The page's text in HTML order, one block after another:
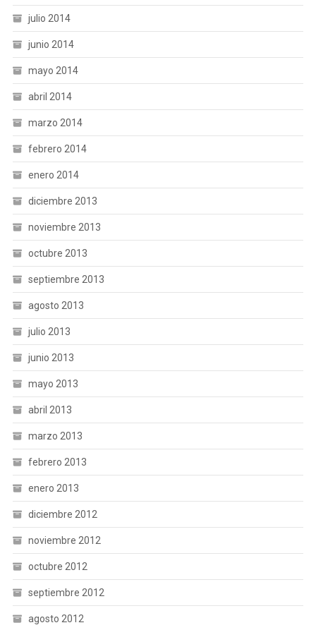
julio 2014
junio 2014
mayo 2014
abril 2014
marzo 2014
febrero 2014
enero 2014
diciembre 2013
noviembre 2013
octubre 2013
septiembre 2013
agosto 2013
julio 2013
junio 2013
mayo 2013
abril 2013
marzo 2013
febrero 2013
enero 2013
diciembre 2012
noviembre 2012
octubre 2012
septiembre 2012
agosto 2012